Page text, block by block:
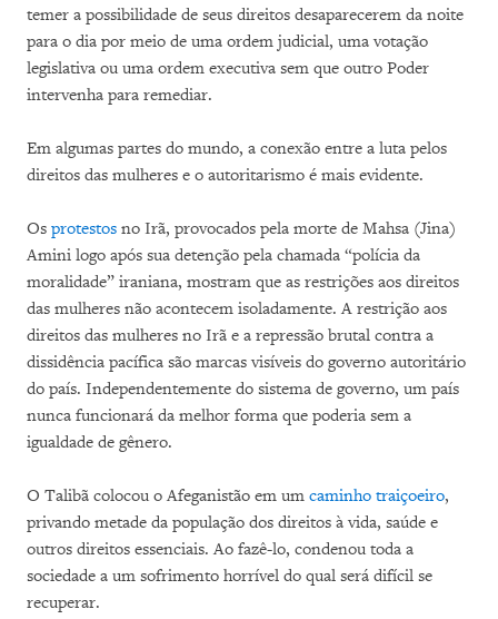
temer a possibilidade de seus direitos desaparecerem da noite
para o dia por meio de uma ordem judicial, uma votação
legislativa ou uma ordem executiva sem que outro Poder
intervenha para remediar.
Em algumas partes do mundo, a conexão entre a luta pelos
direitos das mulheres e o autoritarismo é mais evidente.
Os protestos no Irã, provocados pela morte de Mahsa (Jina)
Amini logo após sua detenção pela chamada “polícia da
moralidade” iraniana, mostram que as restrições aos direitos
das mulheres não acontecem isoladamente. A restrição aos
direitos das mulheres no Irã e a repressão brutal contra a
dissidência pacífica são marcas visíveis do governo autoritário
do país. Independentemente do sistema de governo, um país
nunca funcionará da melhor forma que poderia sem a
igualdade de gênero.
O Talibã colocou o Afeganistão em um caminho traiçoeiro,
privando metade da população dos direitos à vida, saúde e
outros direitos essenciais. Ao fazê-lo, condenou toda a
sociedade a um sofrimento horrível do qual será difícil se
recuperar.